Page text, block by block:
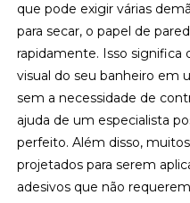
que pode exigir várias
para secar, o papel de
rapidamente. Isso significa
visual do seu banheiro em
sem a necessidade de
ajuda de um especialista
perfeito. Além disso,
projetados para serem
adesivos que não